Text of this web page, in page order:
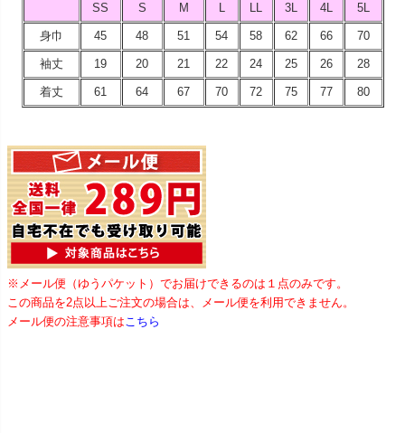
SS S M L LL 3L 4L 5L
身巾 45 48 51 54 58 62 66 70
袖丈 19 20 21 22 24 25 26 28
着丈 61 64 67 70 72 75 77 80
※メール便（ゆうパケット）でお届けできるのは１点のみです。
この商品を2点以上ご注文の場合は、メール便を利用できません。
メール便の注意事項はこちら